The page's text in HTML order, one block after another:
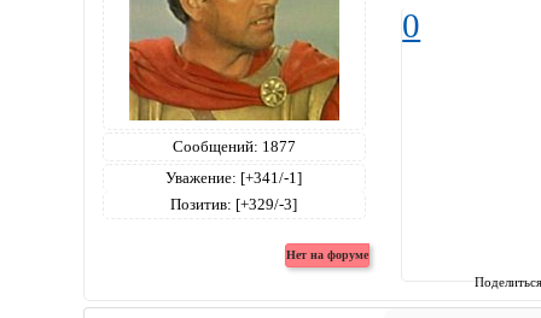
Сообщений: 1877
Уважение: [+341/-1]
Позитив: [+329/-3]
0